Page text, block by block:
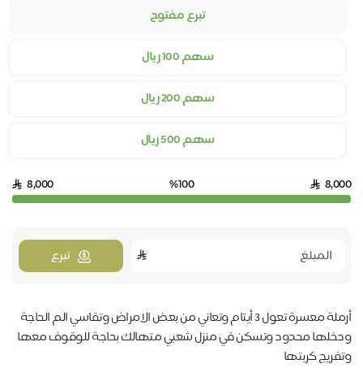
تبرع مفتوح
سهم 100 ريال
سهم 200 ريال
سهم 500 ريال
8,000
%100
8,000
تبرع
أرملة معسرة تعول 3 أيتام وتعاني من بعض الامراض وتقاسي الم الحاجة
ودخلها محدود وتسكن في منزل شعبي متهالك بحاجة للوقوف معها
وتفريج كربتها